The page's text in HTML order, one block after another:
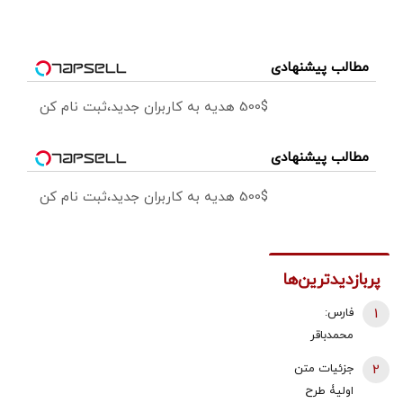
مطالب پیشنهادی
500$ هدیه به کاربران جدید،ثبت نام کن
مطالب پیشنهادی
500$ هدیه به کاربران جدید،ثبت نام کن
پربازدیدترین‌ها
فارس:
محمدباقر
داد/ محسن
1
جزئیات متن
اولیۀ طرح
2